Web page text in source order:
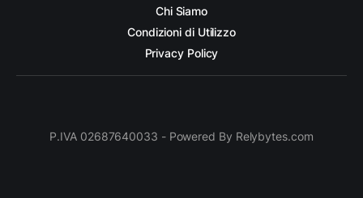
Chi Siamo
Condizioni di Utilizzo
Privacy Policy
P.IVA 02687640033 - Powered By Relybytes.com